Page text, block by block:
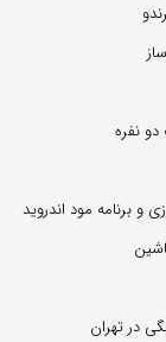
نفره
و برنامه مود اندروید
در تهران